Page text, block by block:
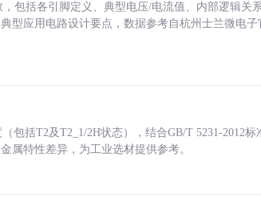
包括各引脚定义、典型电压/电流值、内部逻辑关
型应用电路设计要点，数据参考自杭州士兰微电子
包括T2及T2_1/2H状态），结合GB/T 5231-2012
属特性差异，为工业选材提供参考。